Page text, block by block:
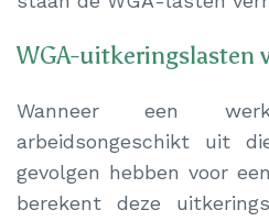
WGA-uitkeringslasten
Wanneer een
arbeidsongeschikt uit
gevolgen hebben voor
berekent deze